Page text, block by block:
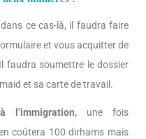
ce cas-là, il faudra faire
et vous acquitter de
faudra soumettre le dossier
et sa carte de travail.
l’immigration,une fois
coûtera 100 dirhams mais